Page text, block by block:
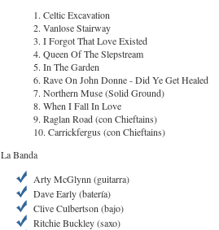
1. Celtic Excavation
2. Vanlose Stairway
3. I Forgot That Love Existed
4. Queen Of The Slepstream
5. In The Garden
6. Rave On John Donne - Did Ye Get Healed
7. Northern Muse (Solid Ground)
8. When I Fall In Love
9. Raglan Road (con Chieftains)
10. Carrickfergus (con Chieftains)
La Banda
Arty McGlynn (guitarra)
Dave Early (batería)
Clive Culbertson (bajo)
Ritchie Buckley (saxo)